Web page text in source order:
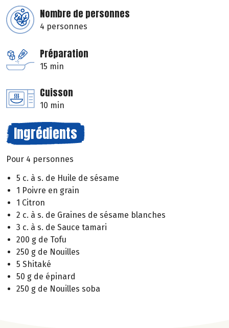
Nombre de personnes
4 personnes
Préparation
15 min
Cuisson
10 min
Ingrédients
Pour 4 personnes
5 c. à s. de Huile de sésame
1 Poivre en grain
1 Citron
2 c. à s. de Graines de sésame blanches
3 c. à s. de Sauce tamari
200 g de Tofu
250 g de Nouilles
5 Shitaké
50 g de épinard
250 g de Nouilles soba